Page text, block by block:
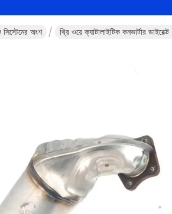
অংশ থ্রি ওয়ে ক্যাটালাইটিক কনভার্টার